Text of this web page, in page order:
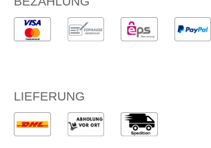
LIEFERUNG